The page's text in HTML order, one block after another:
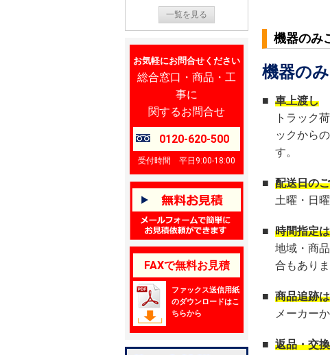
一覧を見る
お気軽にお問合せください
総合窓口・商品・工
事に
関するお問合せ
0120-620-500
受付時間 平日9:00-18:00
FAXで無料お見積
ファックス送信用紙
のダウンロードはこ
ちらから
機器のみ
機器の
■ 車上渡し
トラック
ックから
す。
■ 配送日の
土曜・日
■ 時間指定
地域・商
合もあり
■ 商品追跡
メーカー
■ 返品・交